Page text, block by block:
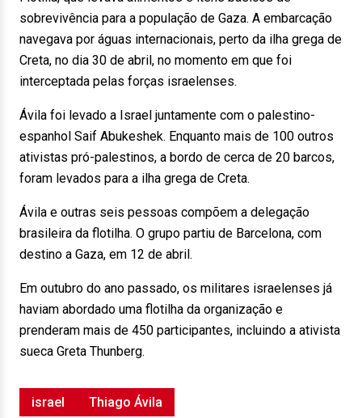
sobrevivência para a população de Gaza. A embarcação
navegava por águas internacionais, perto da ilha grega de
Creta, no dia 30 de abril, no momento em que foi
interceptada pelas forças israelenses.
Ávila foi levado a Israel juntamente com o palestino-
espanhol Saif Abukeshek. Enquanto mais de 100 outros
ativistas pró-palestinos, a bordo de cerca de 20 barcos,
foram levados para a ilha grega de Creta.
Ávila e outras seis pessoas compõem a delegação
brasileira da flotilha. O grupo partiu de Barcelona, com
destino a Gaza, em 12 de abril.
Em outubro do ano passado, os militares israelenses já
haviam abordado uma flotilha da organização e
prenderam mais de 450 participantes, incluindo a ativista
sueca Greta Thunberg.
israel Thiago Ávila